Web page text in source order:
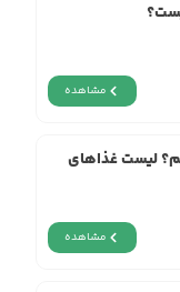
مشاهده
لیست غذاهای
مشاهده